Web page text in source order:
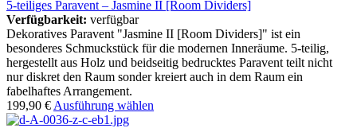
5-teiliges Paravent – Jasmine II [Room Dividers]
Verfügbarkeit: verfügbar
Dekoratives Paravent "Jasmine II [Room Dividers]" ist ein
besonderes Schmuckstück für die modernen Inneräume. 5-teilig,
hergestellt aus Holz und beidseitig bedrucktes Paravent teilt nicht
nur diskret den Raum sonder kreiert auch in dem Raum ein
fabelhaftes Arrangement.
199,90 € Ausführung wählen